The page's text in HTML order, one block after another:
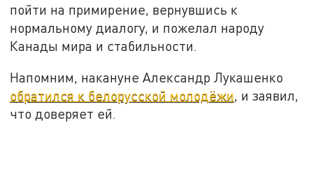
пойти на примирение, вернувшись к
нормальному диалогу, и пожелал народу
Канады мира и стабильности.
Напомним, накануне Александр Лукашенко
обратился к белорусской молодёжи, и заявил,
что доверяет ей.